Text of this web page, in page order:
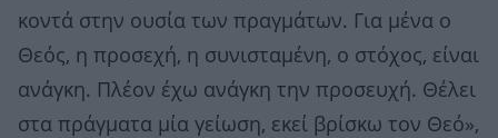
κοντά στην ουσία των πραγμάτων. Για μένα ο
Θεός, η προσεχή, η συνισταμένη, ο στόχος, είναι
ανάγκη. Πλέον έχω ανάγκη την προσευχή. Θέλει
στα πράγματα μία γείωση, εκεί βρίσκω τον Θεό»,